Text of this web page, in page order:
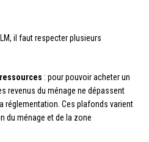
il faut respecter plusieurs
: pour pouvoir acheter un
revenus du ménage ne dépassent
réglementation. Ces plafonds varient
du ménage et de la zone